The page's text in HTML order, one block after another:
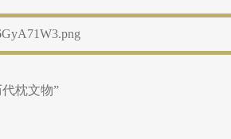
枕文物”